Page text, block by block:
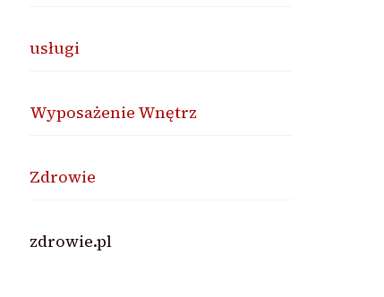
usługi
Wyposażenie Wnętrz
Zdrowie
zdrowie.pl